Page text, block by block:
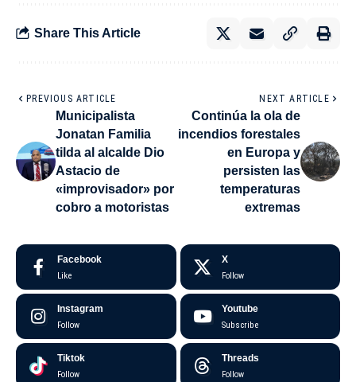
Share This Article
PREVIOUS ARTICLE
Municipalista
Jonatan Familia
tilda al alcalde Dio
Astacio de
«improvisador» por
cobro a motoristas
NEXT ARTICLE
Continúa la ola de
incendios forestales
en Europa y
persisten las
temperaturas
extremas
Facebook
Like
X
Follow
Instagram
Follow
Youtube
Subscribe
Tiktok
Follow
Threads
Follow